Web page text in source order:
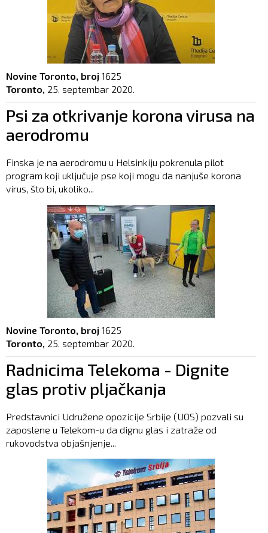
Novine Toronto, broj 1625
Toronto, 25. septembar 2020.
Psi za otkrivanje korona virusa na
aerodromu
Finska je na aerodromu u Helsinkiju pokrenula pilot
program koji uključuje pse koji mogu da nanjuše korona
virus, što bi, ukoliko...
Novine Toronto, broj 1625
Toronto, 25. septembar 2020.
Radnicima Telekoma - Dignite
glas protiv pljačkanja
Predstavnici Udružene opozicije Srbije (UOS) pozvali su
zaposlene u Telekom-u da dignu glas i zatraže od
rukovodstva objašnjenje...